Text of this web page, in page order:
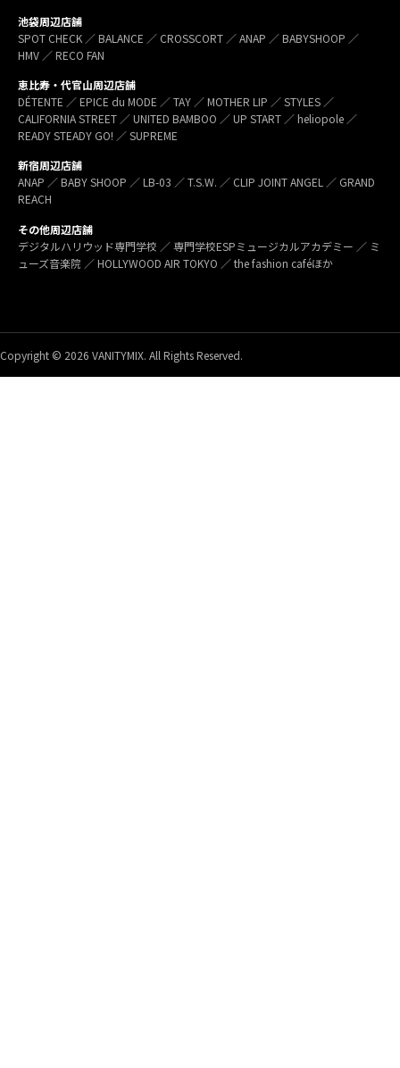
池袋周辺店舗
SPOT CHECK ／ BALANCE ／ CROSSCORT ／ ANAP ／ BABYSHOOP ／
HMV ／ RECO FAN
恵比寿・代官山周辺店舗
DÉTENTE ／ EPICE du MODE ／ TAY ／ MOTHER LIP ／ STYLES ／
CALIFORNIA STREET ／ UNITED BAMBOO ／ UP START ／ heliopole ／
READY STEADY GO! ／ SUPREME
新宿周辺店舗
ANAP ／ BABY SHOOP ／ LB-03 ／ T.S.W. ／ CLIP JOINT ANGEL ／ GRAND
REACH
その他周辺店舗
デジタルハリウッド専門学校 ／ 専門学校ESPミュージカルアカデミー ／ ミ
ューズ音楽院 ／ HOLLYWOOD AIR TOKYO ／ the fashion caféほか
Copyright © 2026 VANITYMIX. All Rights Reserved.